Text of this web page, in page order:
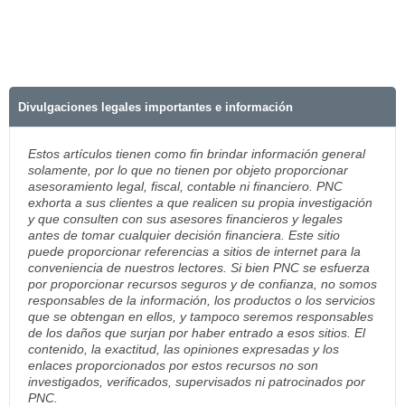
Divulgaciones legales importantes e información
Estos artículos tienen como fin brindar información general
solamente, por lo que no tienen por objeto proporcionar
asesoramiento legal, fiscal, contable ni financiero. PNC
exhorta a sus clientes a que realicen su propia investigación
y que consulten con sus asesores financieros y legales
antes de tomar cualquier decisión financiera. Este sitio
puede proporcionar referencias a sitios de internet para la
conveniencia de nuestros lectores. Si bien PNC se esfuerza
por proporcionar recursos seguros y de confianza, no somos
responsables de la información, los productos o los servicios
que se obtengan en ellos, y tampoco seremos responsables
de los daños que surjan por haber entrado a esos sitios. El
contenido, la exactitud, las opiniones expresadas y los
enlaces proporcionados por estos recursos no son
investigados, verificados, supervisados ni patrocinados por
PNC.